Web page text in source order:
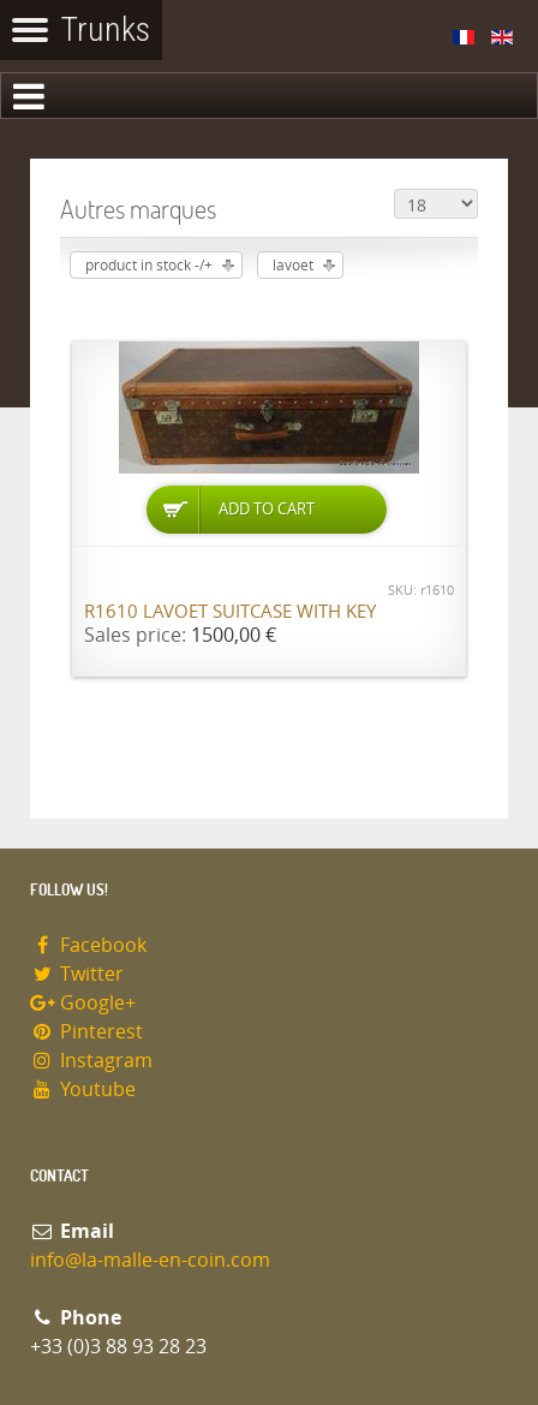
Autres marques
product in stock -/+ lavoet
ADD TO CART
SKU: r1610
R1610 LAVOET SUITCASE WITH KEY
Sales price: 1500,00 €
FOLLOW US!
Facebook
Twitter
Google+
Pinterest
Instagram
Youtube
CONTACT
Email
info@la-malle-en-coin.com
Phone
+33 (0)3 88 93 28 23